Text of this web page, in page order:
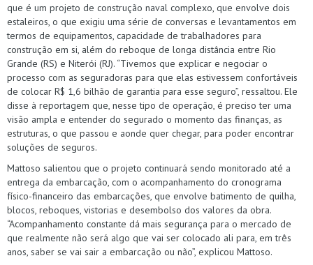
que é um projeto de construção naval complexo, que envolve dois
estaleiros, o que exigiu uma série de conversas e levantamentos em
termos de equipamentos, capacidade de trabalhadores para
construção em si, além do reboque de longa distância entre Rio
Grande (RS) e Niterói (RJ). “Tivemos que explicar e negociar o
processo com as seguradoras para que elas estivessem confortáveis
de colocar R$ 1,6 bilhão de garantia para esse seguro”, ressaltou. Ele
disse à reportagem que, nesse tipo de operação, é preciso ter uma
visão ampla e entender do segurado o momento das finanças, as
estruturas, o que passou e aonde quer chegar, para poder encontrar
soluções de seguros.
Mattoso salientou que o projeto continuará sendo monitorado até a
entrega da embarcação, com o acompanhamento do cronograma
físico-financeiro das embarcações, que envolve batimento de quilha,
blocos, reboques, vistorias e desembolso dos valores da obra.
“Acompanhamento constante dá mais segurança para o mercado de
que realmente não será algo que vai ser colocado ali para, em três
anos, saber se vai sair a embarcação ou não”, explicou Mattoso.